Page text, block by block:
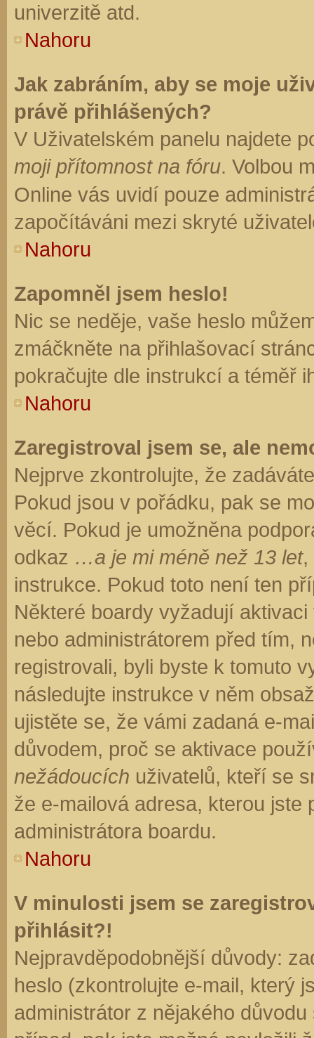
univerzitě atd.
Nahoru
Jak zabráním, aby se moje
právě přihlášených?
V Uživatelském panelu najdete
moji přítomnost na fóru. Volbou
Online vás uvidí pouze
započítáváni mezi skryté
Nahoru
Zapomněl jsem heslo!
Nic se neděje, vaše heslo
zmáčkněte na přihlašovací
pokračujte dle instrukcí a téměř
Nahoru
Zaregistroval jsem se, ale
Nejprve zkontrolujte, že
Pokud jsou v pořádku, pak se
věcí. Pokud je umožněna
odkaz …a je mi méně než 13 let,
instrukce. Pokud toto není ten
Některé boardy vyžadují
nebo administrátorem před tím,
registrovali, byli byste k tomuto
následujte instrukce v něm
ujistěte se, že vámi zadaná e-
důvodem, proč se aktivace
nežádoucích uživatelů, kteří se
že e-mailová adresa, kterou jste
administrátora boardu.
Nahoru
V minulosti jsem se
přihlásit?!
Nejpravděpodobnější důvody:
heslo (zkontrolujte e-mail, který
administrátor z nějakého